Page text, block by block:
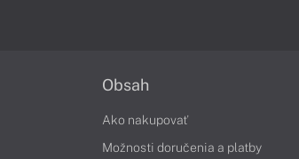
Obsah
Ako nakupovať
Možnosti doručenia a platby